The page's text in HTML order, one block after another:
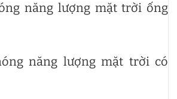
năng lượng mặt trời ống
năng lượng mặt trời có